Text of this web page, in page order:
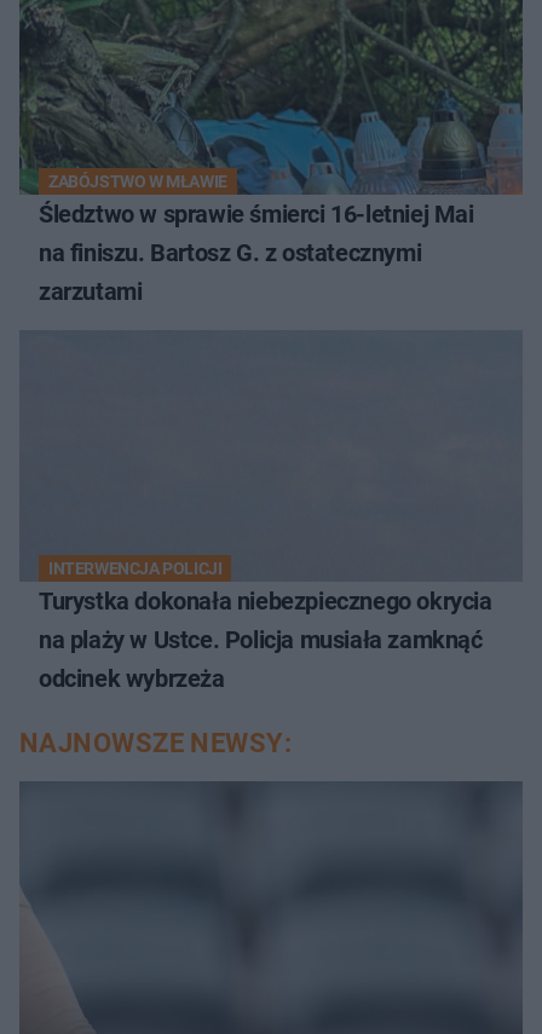
ZABÓJSTWO W MŁAWIE
Śledztwo w sprawie śmierci 16-letniej Mai
na finiszu. Bartosz G. z ostatecznymi
zarzutami
INTERWENCJA POLICJI
Turystka dokonała niebezpiecznego okrycia
na plaży w Ustce. Policja musiała zamknąć
odcinek wybrzeża
NAJNOWSZE NEWSY: